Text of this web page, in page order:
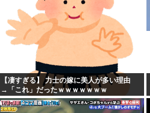
【凄すぎる】 力士の嫁に美人が多い理由
→「これ」だったｗｗｗｗｗｗｗ